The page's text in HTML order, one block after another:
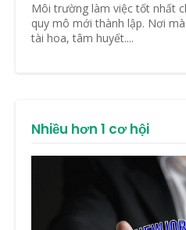
Môi trường làm việc tốt nhất
quy mô mới thành lập. Nơi
tài hoa, tâm huyết....
Nhiều hơn 1 cơ hội